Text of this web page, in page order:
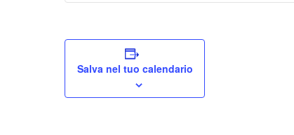
Salva nel tuo calendario